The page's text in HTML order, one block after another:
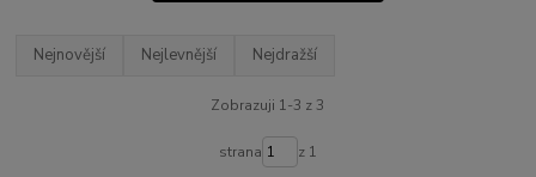
Nejnovější Nejlevnější Nejdražší
Zobrazuji 1-3 z 3
strana z 1